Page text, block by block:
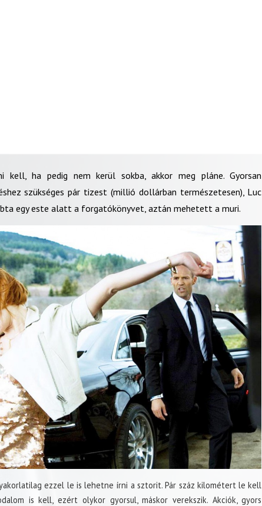
ha pedig nem kerül sokba, akkor meg pláne. Gyorsan
szükséges pár tizest (millió dollárban természetesen), Luc
egy este alatt a forgatókönyvet, aztán mehetett a muri.
ezzel le is lehetne írni a sztorit. Pár száz kilométert le kell
is kell, ezért olykor gyorsul, máskor verekszik. Akciók, gyors